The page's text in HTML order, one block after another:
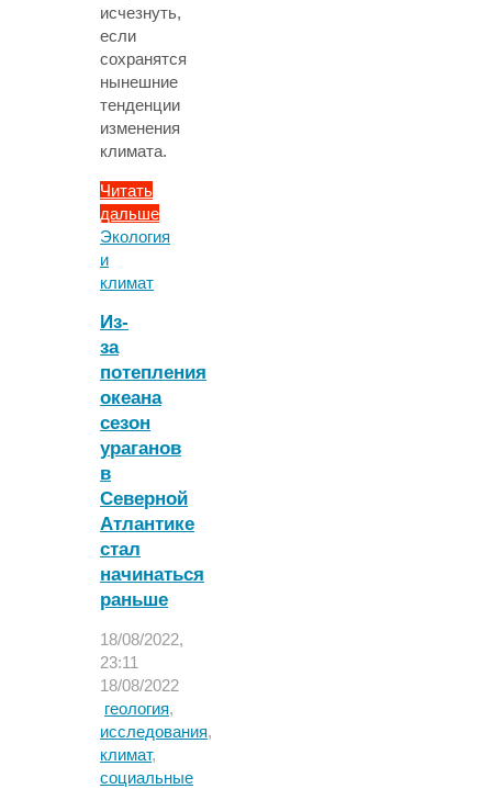
исчезнуть,
если
сохранятся
нынешние
тенденции
изменения
климата.
Читать
дальше
"Две
трети
горных
мира
могут
исчезнуть
к
2100
году"
Экология
и
климат
Из-
за
потепления
океана
сезон
ураганов
в
Северной
Атлантике
стал
начинаться
раньше
18/08/2022,
23:11
18/08/2022
геология,
исследования,
климат,
социальные